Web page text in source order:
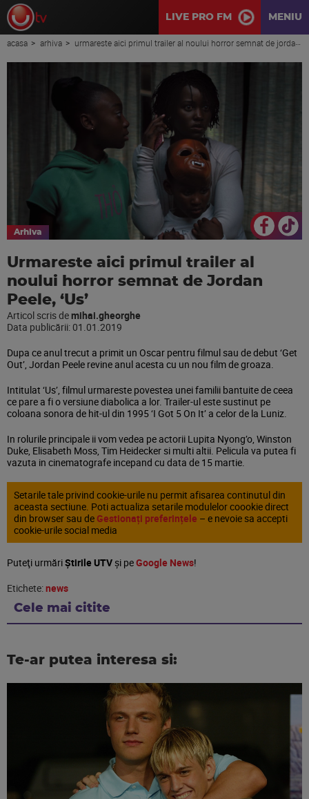
LIVE PRO FM MENIU
acasa arhiva urmareste aici primul trailer al noului horror semnat de jordan peele, ‘us’
Arhiva
Urmareste aici primul trailer al
noului horror semnat de Jordan
Peele, ‘Us’
Articol scris demihai.gheorghe
Data publicării: 01.01.2019
Dupa ce anul trecut a primit un Oscar pentru filmul sau de debut ‘Get
Out’, Jordan Peele revine anul acesta cu un nou film de groaza.
Intitulat ‘Us’, filmul urmareste povestea unei familii bantuite de ceea
ce pare a fi o versiune diabolica a lor. Trailer-ul este sustinut pe
coloana sonora de hit-ul din 1995 ‘I Got 5 On It’ a celor de la Luniz.
In rolurile principale ii vom vedea pe actorii Lupita Nyong’o, Winston
Duke, Elisabeth Moss, Tim Heidecker si multi altii. Pelicula va putea fi
vazuta in cinematografe incepand cu data de 15 martie.
Setarile tale privind cookie-urile nu permit afisarea continutul din
aceasta sectiune. Poti actualiza setarile modulelor coookie direct
din browser sau de Gestionați preferințele – e nevoie sa accepti
cookie-urile social media
Puteţi urmăriȘtirile UTVşi peGoogle News!
Etichete:news
Cele mai citite
Te-ar putea interesa si: